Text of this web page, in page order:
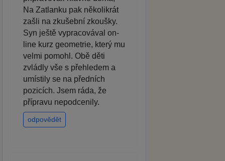
Na Zatlanku pak několikrát
zašli na zkušební zkoušky.
Syn ještě vypracovával on-
line kurz geometrie, který mu
velmi pomohl. Obě děti
zvládly vše s přehledem a
umístily se na předních
pozicích. Jsem ráda, že
přípravu nepodcenily.
odpovědět